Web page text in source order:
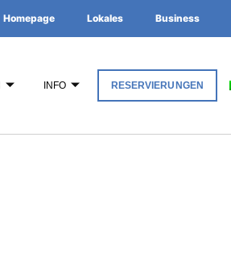
Homepage Lokales Business
INFO RESERVIERUNGEN